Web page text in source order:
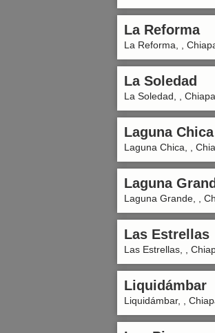
La Reforma
La Reforma, ,
La Soledad
La Soledad, ,
Laguna Chica
Laguna Chica, ,
Laguna
Laguna Grande, ,
Las Estrellas
Las Estrellas, ,
Liquidámbar
Liquidámbar, ,